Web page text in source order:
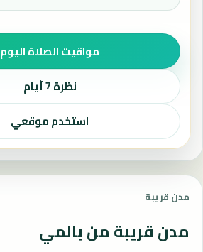
مواقيت الصلاة اليوم
نظرة 7 أيام
استخدم موقعي
مدن قريبة
مدن قريبة من بالمي